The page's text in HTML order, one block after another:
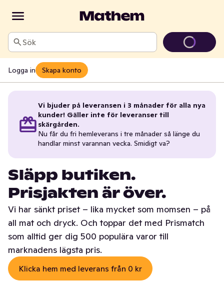
Sök
Logga in Skapa konto
Vi bjuder på leveransen i 3 månader för alla nya
kunder! Gäller inte för leveranser till
skärgården.
Nu får du fri hemleverans i tre månader så länge du
handlar minst varannan vecka. Smidigt va?
Släpp butiken.
Prisjakten är över.
Vi har sänkt priset – lika mycket som momsen – på
all mat och dryck. Och toppar det med Prismatch
som alltid ger dig 500 populära varor till
marknadens lägsta pris.
Klicka hem med leverans från 0 kr